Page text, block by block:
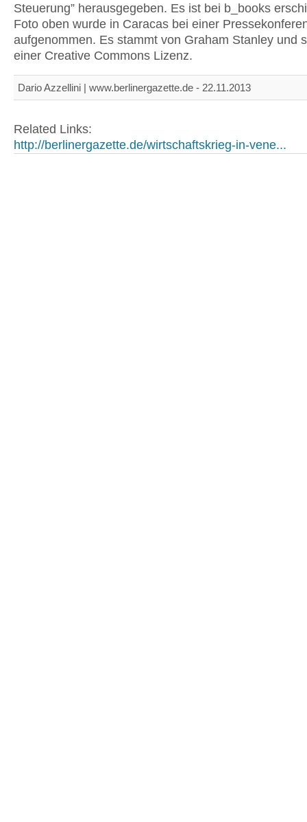
Steuerung” herausgegeben. Es ist bei b_books
Foto oben wurde in Caracas bei einer
aufgenommen. Es stammt von Graham Stanley und
einer Creative Commons Lizenz.
Dario Azzellini | www.berlinergazette.de - 22.11.2013
Related Links:
http://berlinergazette.de/wirtschaftskrieg-in-vene...